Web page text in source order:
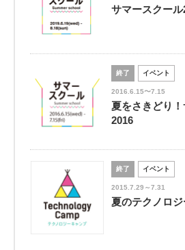
サマースクール
終了 イベント
2016.6.15〜7.15
夏をさきどり
2016
終了 イベント
2015.7.29～7.31
夏のテクノロ